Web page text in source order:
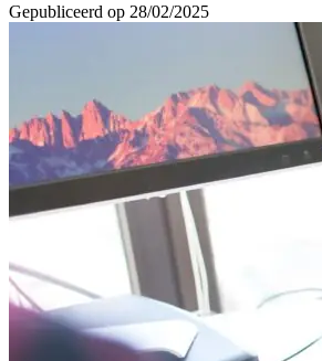
Gepubliceerd op 28/02/2025